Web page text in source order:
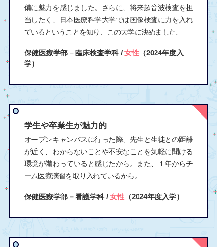
備に魅力を感じました。さらに、将来超音波検査を担
当したく、日本医療科学大学では画像検査に力を入れ
ているということを知り、この大学に決めました。
保健医療学部－臨床検査学科 / 女性（2024年度入
学）
学生や卒業生が魅力的
オープンキャンパスに行った際、先生と生徒との距離
が近く、わからないことや不安なことを気軽に聞ける
環境が備わっていると感じたから。また、１年からチ
ーム医療演習を取り入れているから。
保健医療学部－看護学科 / 女性（2024年度入学）